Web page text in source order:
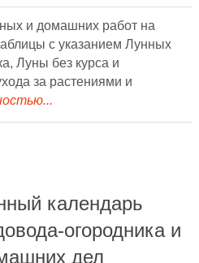
и домашних работ на
с указанием Лунных
Луны без курса и
за растениями и
календарь
огородника и
дел